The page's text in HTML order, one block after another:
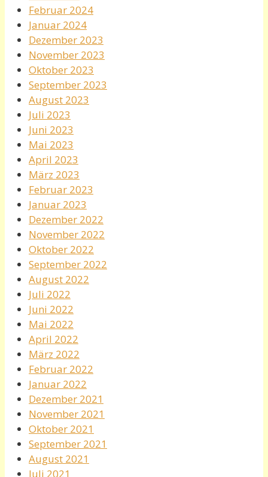
Februar 2024
Januar 2024
Dezember 2023
November 2023
Oktober 2023
September 2023
August 2023
Juli 2023
Juni 2023
Mai 2023
April 2023
März 2023
Februar 2023
Januar 2023
Dezember 2022
November 2022
Oktober 2022
September 2022
August 2022
Juli 2022
Juni 2022
Mai 2022
April 2022
März 2022
Februar 2022
Januar 2022
Dezember 2021
November 2021
Oktober 2021
September 2021
August 2021
Juli 2021